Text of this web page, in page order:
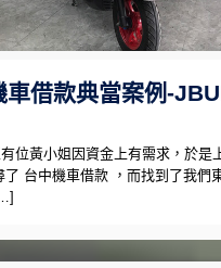
車借款典當案例-
位黃小姐因資金上有需求，於是
了 台中機車借款 ，而找到了我們